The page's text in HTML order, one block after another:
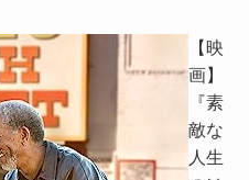
【映
画】
『素
敵な
人生